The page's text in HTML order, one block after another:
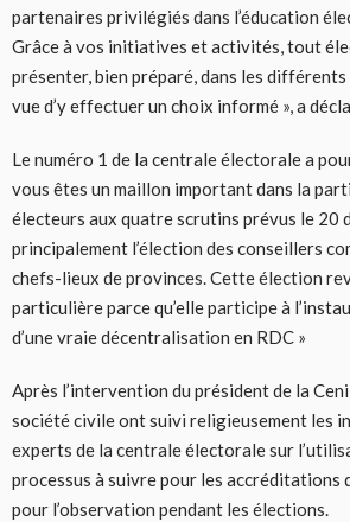
partenaires privilégiés dans l’éducation
Grâce à vos initiatives et activités, tout
présenter, bien préparé, dans les
vue d’y effectuer un choix informé », a
Le numéro 1 de la centrale électorale a
vous êtes un maillon important dans la
électeurs aux quatre scrutins prévus le 20
principalement l’élection des conseillers
chefs-lieux de provinces. Cette élection
particulière parce qu’elle participe à
d’une vraie décentralisation en RDC »
Après l’intervention du président de la
société civile ont suivi religieusement les
experts de la centrale électorale sur
processus à suivre pour les accréditations
pour l’observation pendant les élections.